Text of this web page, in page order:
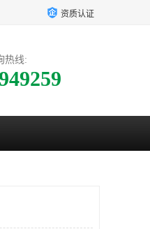
资质认证
热线: